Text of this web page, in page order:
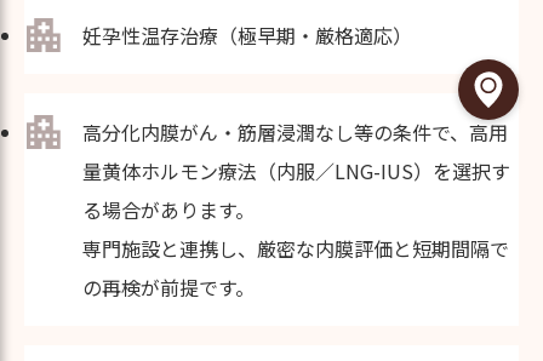
妊孕性温存治療（極早期・厳格適応）
高分化内膜がん・筋層浸潤なし等の条件で、高用
量黄体ホルモン療法（内服／LNG-IUS）を選択す
る場合があります。
専門施設と連携し、厳密な内膜評価と短期間隔で
の再検が前提です。